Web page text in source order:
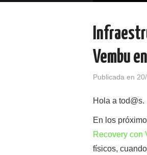
Vembu
Publicada en
Hola a tod@s.
En los
Recovery con
físicos,